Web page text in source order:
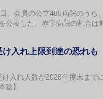
、会員の公立485病院のうち
公表した。赤字病院の割合は
入れ上限到達の恐れも
入れ人数が2028年度末まで
稔】